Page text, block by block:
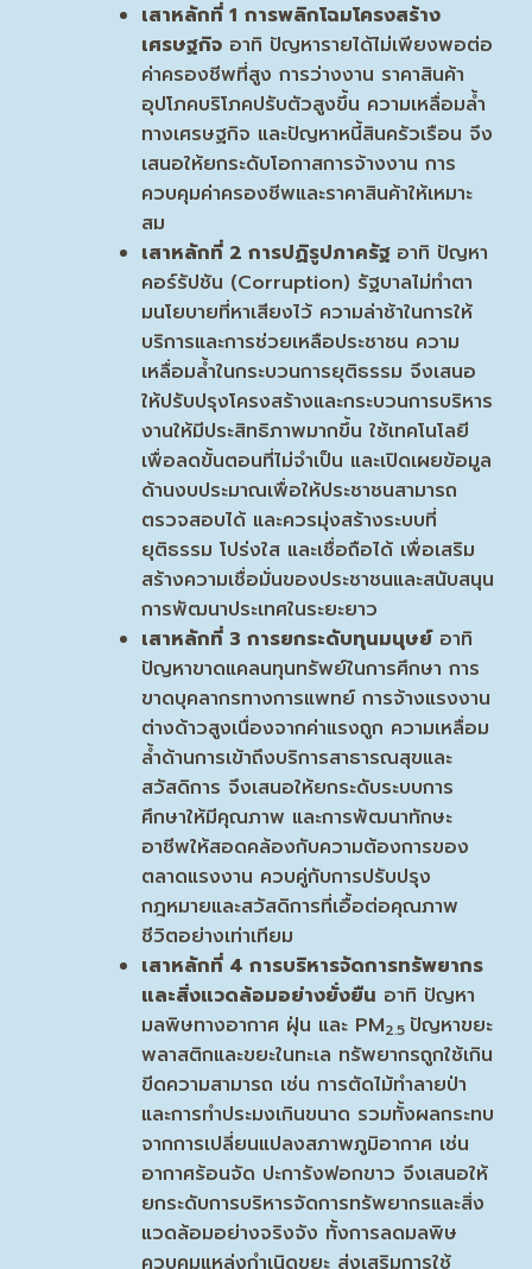
เสาหลักที่1 การพลิกโฉมโครงสร้าง
เศรษฐกิจ อาทิ ปัญหารายได้ไม่เพียงพอต่อ
ค่าครองชีพที่สูง การว่างงาน ราคาสินค้า
อุปโภคบริโภคปรับตัวสูงขึ้น ความเหลื่อมล้ำ
ทางเศรษฐกิจ และปัญหาหนี้สินครัวเรือน จึง
เสนอให้ยกระดับโอกาสการจ้างงาน การ
ควบคุมค่าครองชีพและราคาสินค้าให้เหมาะ
สม
เสาหลักที่ 2 การปฏิรูปภาครัฐ อาทิ ปัญหา
คอร์รัปชัน (Corruption) รัฐบาลไม่ทำตา
มนโยบายที่หาเสียงไว้ ความล่าช้าในการให้
บริการและการช่วยเหลือประชาชน ความ
เหลื่อมล้ำในกระบวนการยุติธรรม จึงเสนอ
ให้ปรับปรุงโครงสร้างและกระบวนการบริหาร
งานให้มีประสิทธิภาพมากขึ้น ใช้เทคโนโลยี
เพื่อลดขั้นตอนที่ไม่จำเป็น และเปิดเผยข้อมูล
ด้านงบประมาณเพื่อให้ประชาชนสามารถ
ตรวจสอบได้ และควรมุ่งสร้างระบบที่
ยุติธรรม โปร่งใส และเชื่อถือได้ เพื่อเสริม
สร้างความเชื่อมั่นของประชาชนและสนับสนุน
การพัฒนาประเทศในระยะยาว
เสาหลักที่ 3 การยกระดับทุนมนุษย์อาทิ
ปัญหาขาดแคลนทุนทรัพย์ในการศึกษา การ
ขาดบุคลากรทางการแพทย์ การจ้างแรงงาน
ต่างด้าวสูงเนื่องจากค่าแรงถูก ความเหลื่อม
ล้ำด้านการเข้าถึงบริการสาธารณสุขและ
สวัสดิการ จึงเสนอให้ยกระดับระบบการ
ศึกษาให้มีคุณภาพ และการพัฒนาทักษะ
อาชีพให้สอดคล้องกับความต้องการของ
ตลาดแรงงาน ควบคู่กับการปรับปรุง
กฎหมายและสวัสดิการที่เอื้อต่อคุณภาพ
ชีวิตอย่างเท่าเทียม
เสาหลักที่ 4 การบริหารจัดการทรัพยากร
และสิ่งแวดล้อมอย่างยั่งยืน อาทิ ปัญหา
มลพิษทางอากาศ ฝุ่น และ PM2.5 ปัญหาขยะ
พลาสติกและขยะในทะเล ทรัพยากรถูกใช้เกิน
ขีดความสามารถ เช่น การตัดไม้ทำลายป่า
และการทำประมงเกินขนาด รวมทั้งผลกระทบ
จากการเปลี่ยนแปลงสภาพภูมิอากาศ เช่น
อากาศร้อนจัด ปะการังฟอกขาว จึงเสนอให้
ยกระดับการบริหารจัดการทรัพยากรและสิ่ง
แวดล้อมอย่างจริงจัง ทั้งการลดมลพิษ